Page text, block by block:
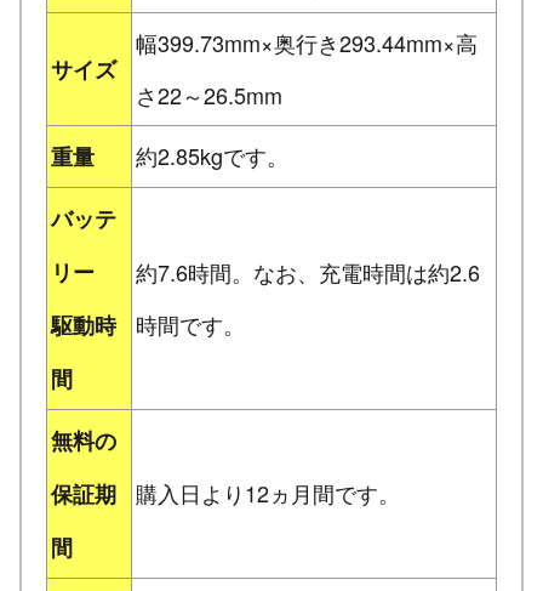
サイズ
幅399.73mm×奥行き293.44mm×高
さ22～26.5mm
重量
約2.85kgです。
バッテ
リー
駆動時
間
約7.6時間。なお、充電時間は約2.6
時間です。
無料の
保証期
間
購入日より12ヵ月間です。